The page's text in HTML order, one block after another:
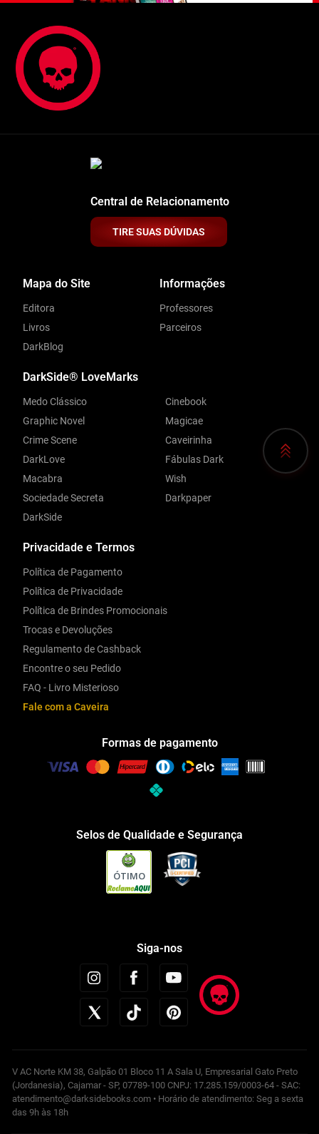
Central de Relacionamento
TIRE SUAS DÚVIDAS
Privacidade e Termos
Política de Pagamento
Política de Privacidade
Política de Brindes Promocionais
Trocas e Devoluções
Regulamento de Cashback
Encontre o seu Pedido
FAQ - Livro Misterioso
Fale com a Caveira
Mapa do Site
Editora
Livros
DarkBlog
Informações
Professores
Parceiros
DarkSide® LoveMarks
Medo Clássico
Graphic Novel
Crime Scene
DarkLove
Macabra
Sociedade Secreta
DarkSide
Cinebook
Magicae
Caveirinha
Fábulas Dark
Wish
Darkpaper
Formas de pagamento
Selos de Qualidade e Segurança
ÓTIMO
Siga-nos
V AC Norte KM 38, Galpão 01 Bloco 11 A Sala U, Empresarial Gato Preto
(Jordanesia), Cajamar - SP, 07789-100 CNPJ: 17.285.159/0003-64 - SAC:
atendimento@darksidebooks.com • Horário de atendimento: Seg a sexta
das 9h às 18h